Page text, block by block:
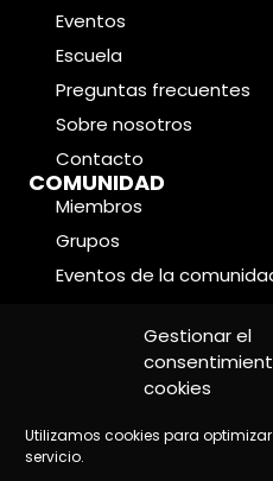
Gestionar el
cookies
Utilizamos cookies para
servicio.
Eventos
Escuela
Preguntas frecuentes
Sobre nosotros
Contacto
COMUNIDAD
Miembros
Grupos
Eventos de la
CONDICIONES LEGALES
Política de cookies
Política de privacidad
Aviso legal